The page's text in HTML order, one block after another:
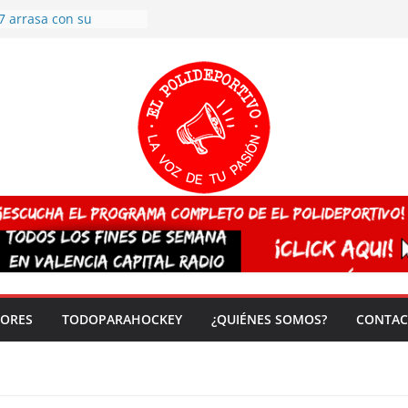
arrasa con su
España sub20
del mundo
vez!
TODOPARAHOCKEY ¿QUIÉNES SOMOS?